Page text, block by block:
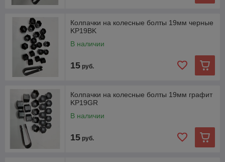
Колпачки на колесные болты 19мм черные
KP19BK
В наличии
15 руб.
Колпачки на колесные болты 19мм графит
KP19GR
В наличии
15 руб.